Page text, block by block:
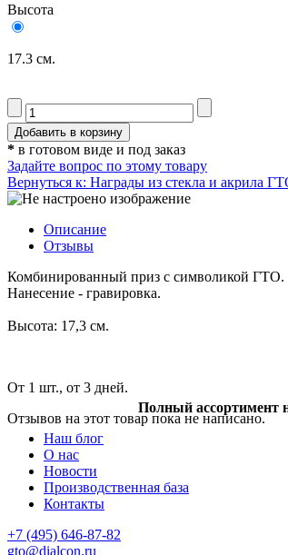
Высота
17.3 см.
* в готовом виде и под заказ
Задайте вопрос по этому товару
Вернуться к: Награды из стекла и акрила
Описание
Отзывы
Комбинированный приз с символикой ГТО.
Нанесение - гравировка.
Высота: 17,3 см.
От 1 шт., от 3 дней.
Отзывов на этот товар пока не написано.
Полный ассортимент
Наш блог
О нас
Новости
Производственная база
Контакты
+7 (495) 646-87-82
gto@dialcon.ru